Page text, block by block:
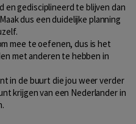
en gedisciplineerd te blijven dan
dus een duidelijke planning
mee te oefenen, dus is het
met anderen te hebben in
in de buurt die jou weer verder
krijgen van een Nederlander in